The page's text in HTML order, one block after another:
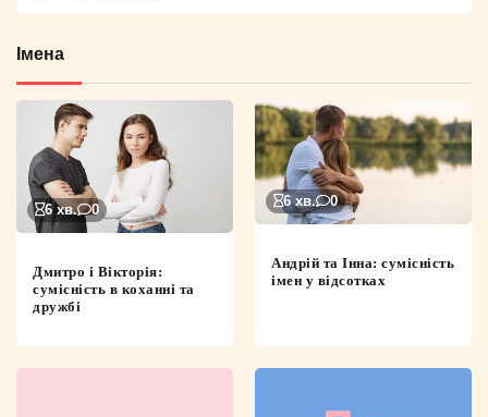
Імена
6 хв. 0
Дмитро і Вікторія:
сумісність в коханні та
дружбі
6 хв. 0
Андрій та Інна: сумісність
імен у відсотках